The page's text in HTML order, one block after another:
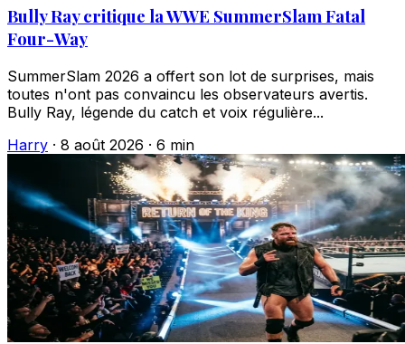
Bully Ray critique la WWE SummerSlam Fatal
Four-Way
SummerSlam 2026 a offert son lot de surprises, mais
toutes n'ont pas convaincu les observateurs avertis.
Bully Ray, légende du catch et voix régulière...
Harry · 8 août 2026 · 6 min